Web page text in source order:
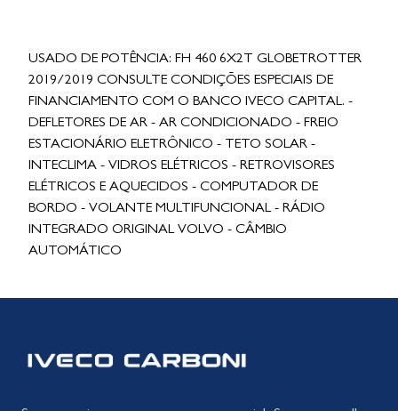
USADO DE POTÊNCIA: FH 460 6X2T GLOBETROTTER
2019/2019 CONSULTE CONDIÇÕES ESPECIAIS DE
FINANCIAMENTO COM O BANCO IVECO CAPITAL. -
DEFLETORES DE AR - AR CONDICIONADO - FREIO
ESTACIONÁRIO ELETRÔNICO - TETO SOLAR -
INTECLIMA - VIDROS ELÉTRICOS - RETROVISORES
ELÉTRICOS E AQUECIDOS - COMPUTADOR DE
BORDO - VOLANTE MULTIFUNCIONAL - RÁDIO
INTEGRADO ORIGINAL VOLVO - CÂMBIO
AUTOMÁTICO